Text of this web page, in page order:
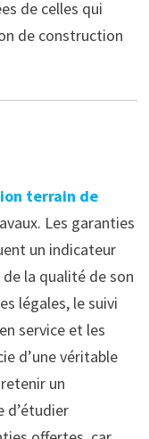
de celles qui
de construction
terrain de
Les garanties
un indicateur
la qualité de son
légales, le suivi
service et les
d’une véritable
un
d’étudier